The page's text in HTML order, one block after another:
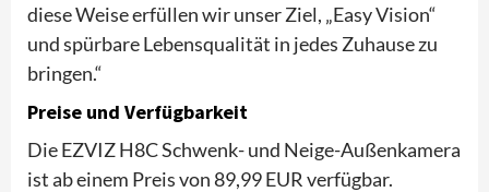
diese Weise erfüllen wir unser Ziel, „Easy Vision“
und spürbare Lebensqualität in jedes Zuhause zu
bringen.“
Preise und Verfügbarkeit
Die EZVIZ H8C Schwenk- und Neige-Außenkamera
ist ab einem Preis von 89,99 EUR verfügbar.